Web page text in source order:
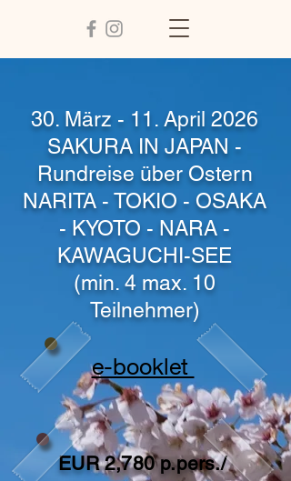
30. März - 11. April 2026
SAKURA IN JAPAN -
Rundreise über Ostern
NARITA - TOKIO - OSAKA
- KYOTO - NARA -
KAWAGUCHI-SEE
(min. 4 max. 10
Teilnehmer)
e-booklet
EUR 2,780 p.pers./